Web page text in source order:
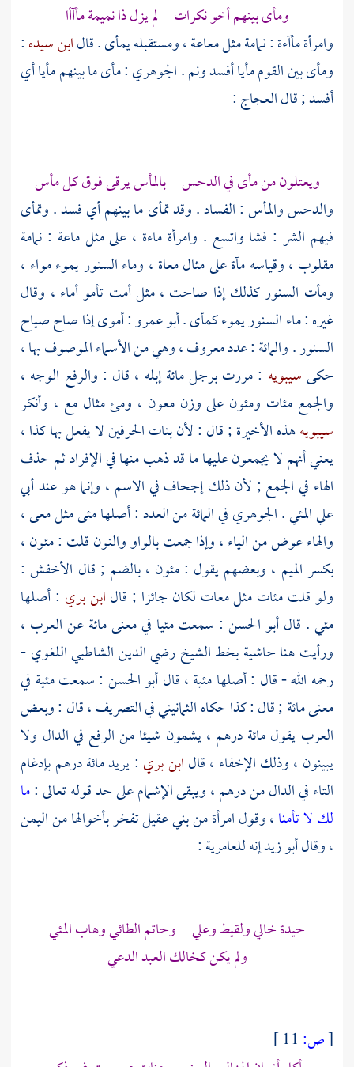
ومأى بينهم أخو نكرات لم يزل ذا نميمة مأآأا
وامرأة مأآءة : نمامة مثل معاعة ، ومستقبله يمأى . قالابن سيده:
ومأى بين القوم مأيا أفسد ونم .الجوهري: مأى ما بينهم مأيا أي
أفسد ; قالالعجاج:
ويعتلون من مأى في الدحس بالمأس يرقى فوق كل مأس
والدحس والمأس : الفساد . وقد تمأى ما بينهم أي فسد . وتمأى
فيهم الشر : فشا واتسع . وامرأة ماءة ، على مثل ماعة : نمامة
مقلوب ، وقياسه مآة على مثال معاة ، وماء السنور يموء مواء ،
ومأت السنور كذلك إذا صاحت ، مثل أمت تأمو أماء ، وقال
غيره : ماء السنور يموء كمأى .أبو عمرو: أموى إذا صاح صياح
السنور . والمائة : عدد معروف ، وهي من الأسماء الموصوف بها ،
حكىسيبويه : مررت برجل مائة إبله ، قال : والرفع الوجه ،
والجمع مئات ومئون على وزن معون ، ومئ مثال مع ، وأنكر
سيبويههذه الأخيرة ; قال : لأن بنات الحرفين لا يفعل بها كذا ،
يعني أنهم لا يجمعون عليها ما قد ذهب منها في الإفراد ثم حذف
الهاء في الجمع ; لأن ذلك إجحاف في الاسم ، وإنما هو عندأبي
عليالمئي .الجوهريفي المائة من العدد : أصلها مئى مثل معى ،
والهاء عوض من الياء ، وإذا جمعت بالواو والنون قلت : مئون ،
بكسر الميم ، وبعضهم يقول : مئون ، بالضم ; قال الأخفش :
ولو قلت مئات مثل معات لكان جائزا ; قالابن بري : أصلها
مئي . قالأبو الحسن : سمعت مئيا في معنى مائة عن العرب ،
ورأيت هنا حاشية بخط الشيخرضي الدين الشاطبياللغوي -
رحمه الله - قال : أصلها مئية ، قالأبو الحسن : سمعت مئية في
معنى مائة ; قال : كذا حكاهالثمانينيفي التصريف ، قال : وبعض
العرب يقول مائة درهم ، يشمون شيئا من الرفع في الدال ولا
يبينون ، وذلك الإخفاء ، قالابن بري : يريد مائة درهم بإدغام
التاء في الدال من درهم ، ويبقى الإشمام على حد قوله تعالى :ما
لك لا تأمنا، وقول امرأة من بني عقيل تفخر بأخوالها مناليمن
، وقالأبو زيدإنهللعامرية:
حيدة خالي ولقيط وعلي وحاتم الطائي وهاب المئي
ولم يكن كخالك العبد الدعي
[ص: